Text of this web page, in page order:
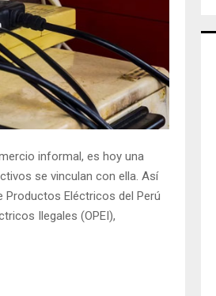
informal, es hoy una
se vinculan con ella. Así
Productos Eléctricos del Perú
Ilegales (OPEI),